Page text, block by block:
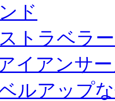
ド
トラベラ
イアンサ
ルアップ